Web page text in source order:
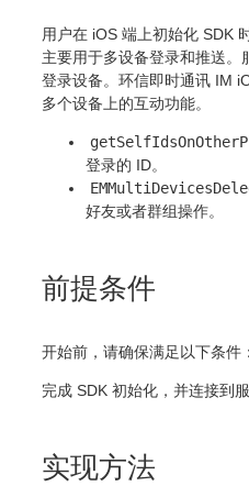
用户在 iOS 端上初始化 SDK
主要用于多设备登录和推送。
登录设备。环信即时通讯 IM
多个设备上的互动功能。
登录的 ID。
好友或者群组操作。
前提条件
开始前，请确保满足以下条件：
完成 SDK 初始化，并连接到
实现方法